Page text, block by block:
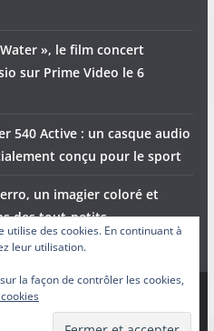
», le film concert
sur Prime Video le 6
540 Active : un casque audio
conçu pour le sport
un imagier coloré et
des tout-petits
. Tous droits réservés.
des cookies. En continuant à
leur utilisation.
la façon de contrôler les cookies,